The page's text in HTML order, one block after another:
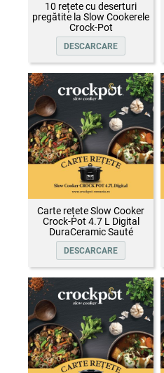
10 rețete cu deserturi
pregătite la Slow Cookerele
Crock-Pot
DESCARCARE
Carte rețete Slow Cooker
Crock-Pot 4.7 L Digital
DuraCeramic Sauté
DESCARCARE